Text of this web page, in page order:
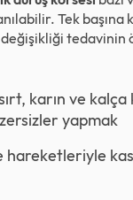
Tek başına
tedavinin
karın ve kalça
yapmak
kas